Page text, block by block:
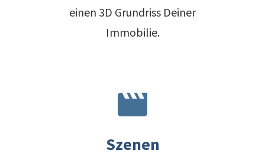
einen 3D Grundriss Deiner
Immobilie.
movie
Szenen